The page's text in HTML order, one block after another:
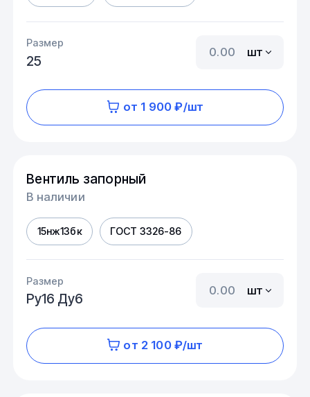
Размер
25
шт
от 1 900 ₽/шт
Вентиль запорный
В наличии
15нж13бк ГОСТ 3326-86
Размер
Ру16 Ду6
шт
от 2 100 ₽/шт